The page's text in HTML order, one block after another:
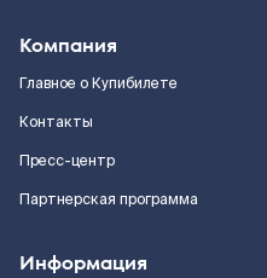
Компания
Главное о Купибилете
Контакты
Пресс-центр
Партнерская программа
Информация